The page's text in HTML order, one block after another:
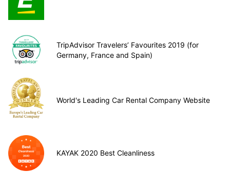
TripAdvisor Travelers’ Favourites 2019 (for
Germany, France and Spain)
World's Leading Car Rental Company Website
KAYAK 2020 Best Cleanliness